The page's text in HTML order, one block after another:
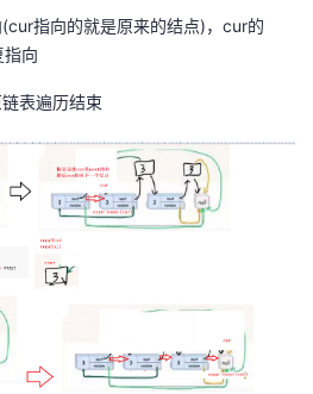
指向的就是原来的结点)，cur的
向
表遍历结束